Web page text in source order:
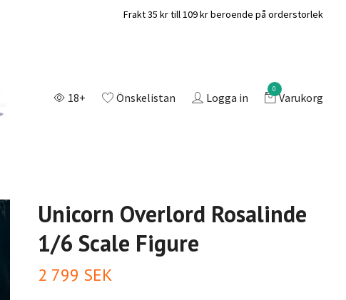
Frakt 35 kr till 109 kr beroende på orderstorlek
18+ Önskelistan Logga in
0
Varukorg
Unicorn Overlord Rosalinde
1/6 Scale Figure
2 799 SEK